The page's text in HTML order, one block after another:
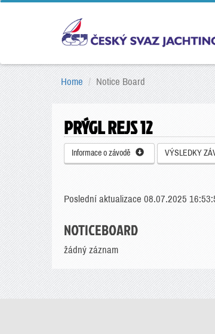
Home Notice Board
PRÝGL REJS 12
Informace o závodě VÝSLEDKY
Poslední aktualizace 08.07.2025
NOTICEBOARD
žádný záznam